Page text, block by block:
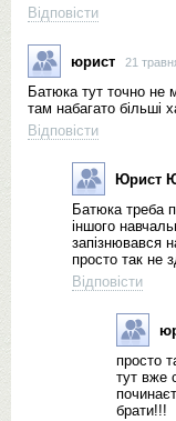
Відповісти
юрист 21
Батюка тут точно не
там набагато більші
Відповісти
Юрист
Батюка треба
іншого
запізнювався
просто так не
Відповісти
просто
тут вже
брати!!!